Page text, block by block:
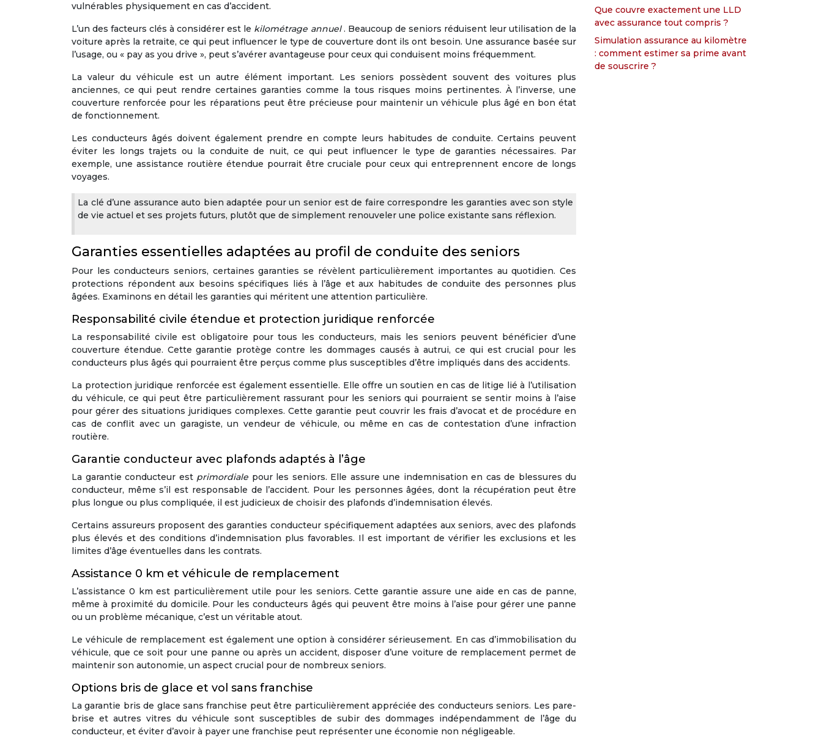
vulnérables physiquement en cas d’accident.
L’un des facteurs clés à considérer est le kilométrage annuel. Beaucoup de seniors réduisent leur utilisation de la
voiture après la retraite, ce qui peut influencer le type de couverture dont ils ont besoin. Une assurance basée sur
l’usage, ou « pay as you drive », peut s’avérer avantageuse pour ceux qui conduisent moins fréquemment.
La valeur du véhicule est un autre élément important. Les seniors possèdent souvent des voitures plus
anciennes, ce qui peut rendre certaines garanties comme la tous risques moins pertinentes. À l’inverse, une
couverture renforcée pour les réparations peut être précieuse pour maintenir un véhicule plus âgé en bon état
de fonctionnement.
Les conducteurs âgés doivent également prendre en compte leurs habitudes de conduite. Certains peuvent
éviter les longs trajets ou la conduite de nuit, ce qui peut influencer le type de garanties nécessaires. Par
exemple, une assistance routière étendue pourrait être cruciale pour ceux qui entreprennent encore de longs
voyages.
La clé d’une assurance auto bien adaptée pour un senior est de faire correspondre les garanties avec son style
de vie actuel et ses projets futurs, plutôt que de simplement renouveler une police existante sans réflexion.
Garanties essentielles adaptées au profil de conduite des seniors
Pour les conducteurs seniors, certaines garanties se révèlent particulièrement importantes au quotidien. Ces
protections répondent aux besoins spécifiques liés à l’âge et aux habitudes de conduite des personnes plus
âgées. Examinons en détail les garanties qui méritent une attention particulière.
Responsabilité civile étendue et protection juridique renforcée
La responsabilité civile est obligatoire pour tous les conducteurs, mais les seniors peuvent bénéficier d’une
couverture étendue. Cette garantie protège contre les dommages causés à autrui, ce qui est crucial pour les
conducteurs plus âgés qui pourraient être perçus comme plus susceptibles d’être impliqués dans des accidents.
La protection juridique renforcée est également essentielle. Elle offre un soutien en cas de litige lié à l’utilisation
du véhicule, ce qui peut être particulièrement rassurant pour les seniors qui pourraient se sentir moins à l’aise
pour gérer des situations juridiques complexes. Cette garantie peut couvrir les frais d’avocat et de procédure en
cas de conflit avec un garagiste, un vendeur de véhicule, ou même en cas de contestation d’une infraction
routière.
Garantie conducteur avec plafonds adaptés à l’âge
La garantie conducteur est primordiale pour les seniors. Elle assure une indemnisation en cas de blessures du
conducteur, même s’il est responsable de l’accident. Pour les personnes âgées, dont la récupération peut être
plus longue ou plus compliquée, il est judicieux de choisir des plafonds d’indemnisation élevés.
Certains assureurs proposent des garanties conducteur spécifiquement adaptées aux seniors, avec des plafonds
plus élevés et des conditions d’indemnisation plus favorables. Il est important de vérifier les exclusions et les
limites d’âge éventuelles dans les contrats.
Assistance 0 km et véhicule de remplacement
L’assistance 0 km est particulièrement utile pour les seniors. Cette garantie assure une aide en cas de panne,
même à proximité du domicile. Pour les conducteurs âgés qui peuvent être moins à l’aise pour gérer une panne
ou un problème mécanique, c’est un véritable atout.
Le véhicule de remplacement est également une option à considérer sérieusement. En cas d’immobilisation du
véhicule, que ce soit pour une panne ou après un accident, disposer d’une voiture de remplacement permet de
maintenir son autonomie, un aspect crucial pour de nombreux seniors.
Options bris de glace et vol sans franchise
La garantie bris de glace sans franchise peut être particulièrement appréciée des conducteurs seniors. Les pare-
brise et autres vitres du véhicule sont susceptibles de subir des dommages indépendamment de l’âge du
conducteur, et éviter d’avoir à payer une franchise peut représenter une économie non négligeable.
Que couvre exactement une LLD
avec assurance tout compris ?
Simulation assurance au kilomètre
: comment estimer sa prime avant
de souscrire ?